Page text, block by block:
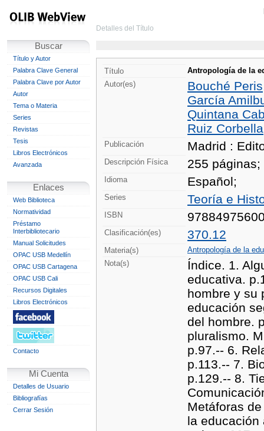
Buscar
Título y Autor
Palabra Clave General
Palabra Clave por Autor
Autor
Tema o Materia
Series
Revistas
Tesis
Libros Electrónicos
Avanzada
Enlaces
Web Biblioteca
Normatividad
Préstamo
Interbibliotecario
Manual Solicitudes
OPAC USB Medellín
OPAC USB Cartagena
OPAC USB Cali
Recursos Digitales
Libros Electrónicos
Contacto
Mi Cuenta
Detalles de Usuario
Bibliografías
Cerrar Sesión
Detalles del Título
Título
Antropología de la
Autor(es)
Bouché
García
Quintana
Ruiz
Publicación Madrid :
Descripción Física 255
Idioma Español;
Series Teoría e
ISBN
Clasificación(es) 370.12
Materia(s)
Antropología de la
Nota(s)
Índice. 1.
educativa.
hombre y su
educación
del hombre.
pluralismo.
p.97.-- 6.
p.113.-- 7.
p.129.-- 8.
Metáforas
la educación